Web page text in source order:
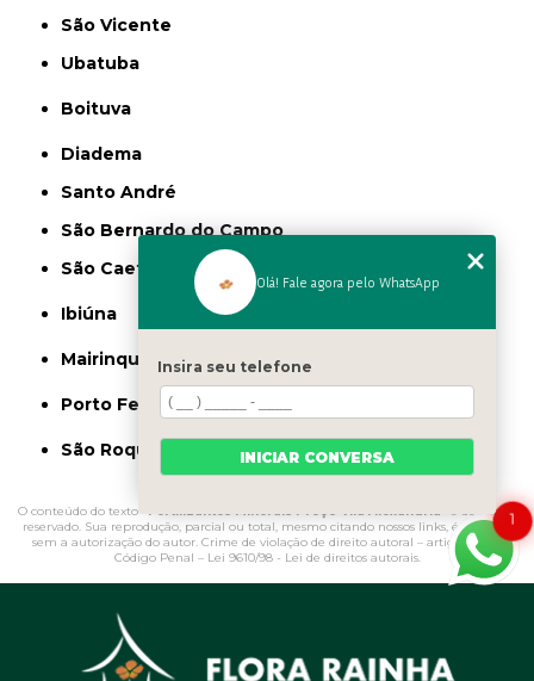
São Vicente
Ubatuba
Boituva
Diadema
Santo André
São Bernardo do Campo
São Caetano do Sul
Ibiúna
Mairinque
Porto Feliz
São Roque
O conteúdo do texto " Fertilizantes Minerais Preço Vila Alexandria " é de direito
reservado. Sua reprodução, parcial ou total, mesmo citando nossos links, é proibida
sem a autorização do autor. Crime de violação de direito autoral – artigo 184 do
Código Penal – Lei 9610/98 - Lei de direitos autorais.
1
Olá! Fale agora pelo WhatsApp
Insira seu telefone
INICIAR CONVERSA